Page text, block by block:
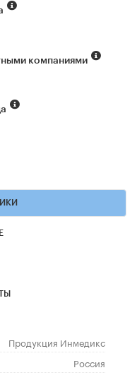
компаниями
Продукция Инмедикс
Россия